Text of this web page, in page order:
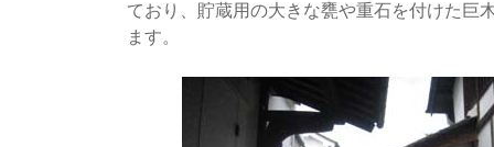
ており、貯蔵用の大きな甕や重石を付けた巨
ます。